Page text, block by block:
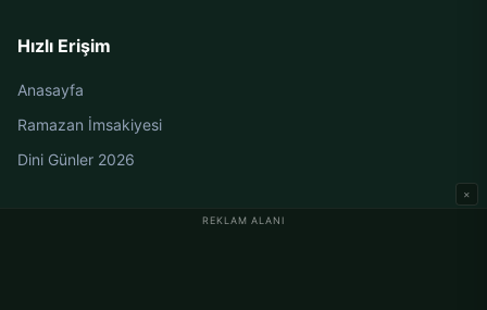
REKLAM ALANI
×
Hızlı Erişim
Anasayfa
Ramazan İmsakiyesi
Dini Günler 2026
Almanya Namaz Vakitleri